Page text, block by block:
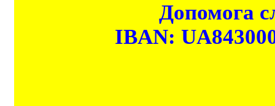
Допомога
IBAN: